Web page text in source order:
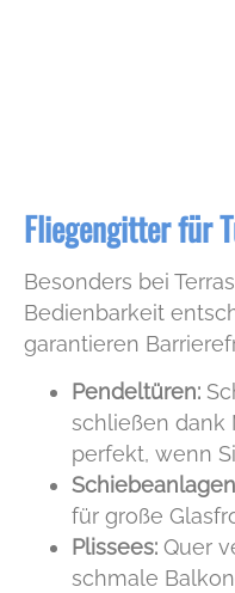
Fliegengitter für
Besonders bei
Bedienbarkeit
garantieren
Pendeltüren:
schließen dank
perfekt, wenn
für große
Plissees: Quer
schmale